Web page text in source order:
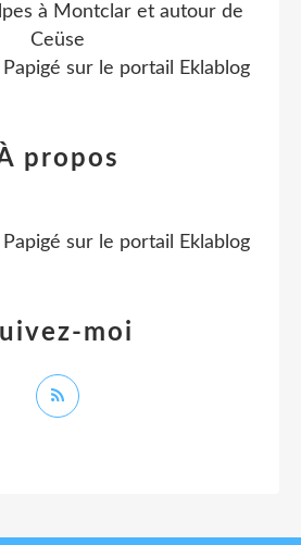
à Montclar et autour de
Ceüse
Papigé sur le portail Eklablog
moi
propos
Papigé sur le portail Eklablog